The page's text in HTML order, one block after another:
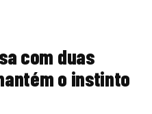
com duas
o instinto